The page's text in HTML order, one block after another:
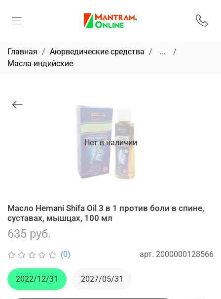
Главная Аюрведические средства
...
Масла индийские
Нет в наличии
(0) арт. 2000000128566
Масло Hemani Shifa Oil 3 в 1 против боли в спине,
суставах, мышцах, 100 мл
635 руб.
2022/12/31 2027/05/31